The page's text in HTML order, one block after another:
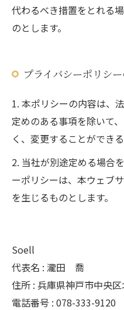
代わるべき措置をとれる
のとします。
プライバシーポリシ
1. 本ポリシーの内容は、
定めのある事項を除いて
く、変更することができる
2. 当社が別途定める場合
ーポリシーは、本ウェブ
を生じるものとします。
Soell
代表名 : 瀧田 喬
住所 : 兵庫県神戸市中央
電話番号 : 078-333-9120